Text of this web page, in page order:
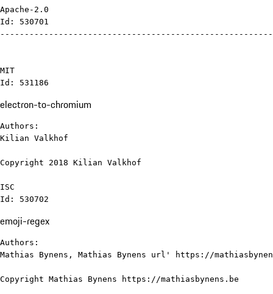
Apache-2.0
Id: 530701
MIT
Id: 531186
electron-to-chromium
Authors:
Kilian Valkhof
Copyright 2018 Kilian Valkhof
ISC
Id: 530702
emoji-regex
Authors:
Mathias Bynens, Mathias Bynens url' https://
Copyright Mathias Bynens https://mathiasbynens.be